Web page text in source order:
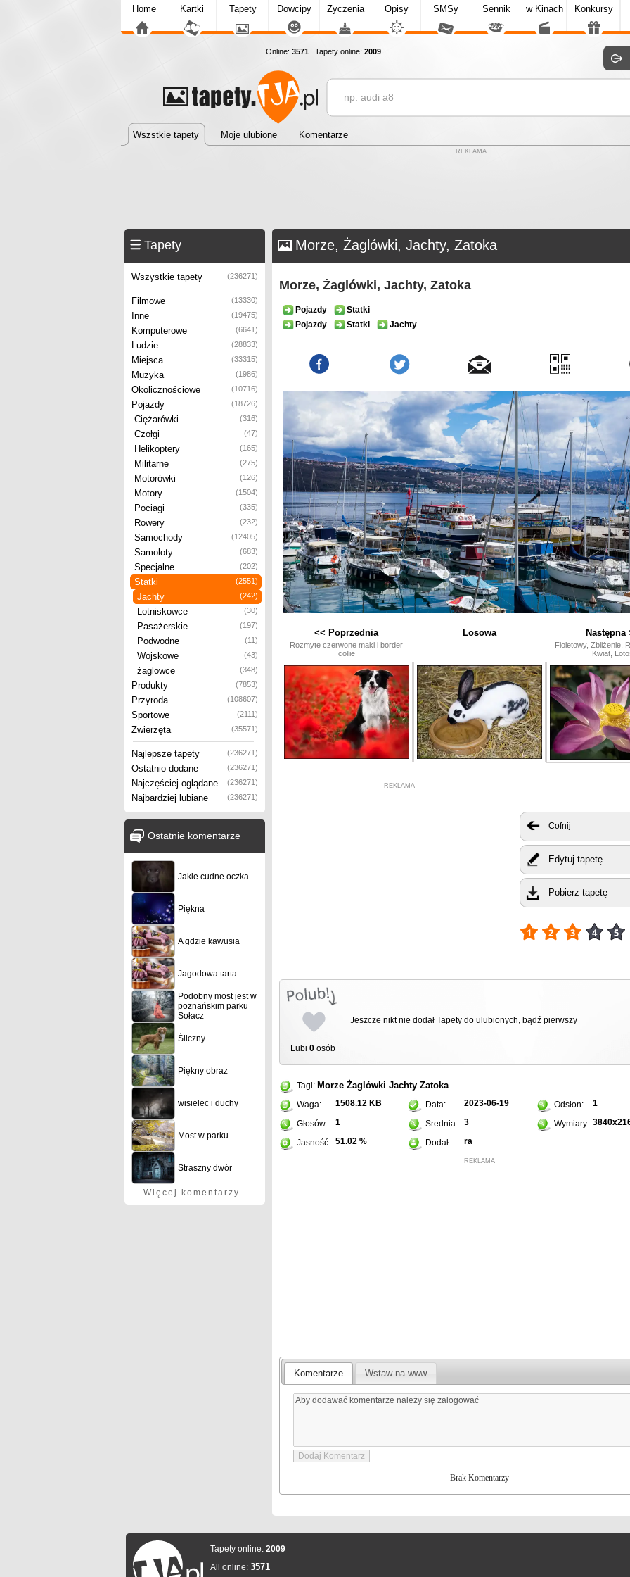
Home Kartki Tapety Dowcipy Życzenia Opisy SMSy Sennik w Kinach Konkursy
Online: 3571 Tapety online: 2009
Wszstkie tapety Moje ulubione Komentarze
REKLAMA
Tapety
Wszystkie tapety (236271)
Filmowe (13330)
Inne (19475)
Komputerowe (6641)
Ludzie (28833)
Miejsca (33315)
Muzyka (1986)
Okolicznościowe (10716)
Pojazdy (18726)
Ciężarówki (316)
Czołgi (47)
Helikoptery (165)
Militarne (275)
Motorówki (126)
Motory (1504)
Pociagi (335)
Rowery (232)
Samochody (12405)
Samoloty (683)
Specjalne (202)
Statki (2551)
Jachty (242)
Lotniskowce (30)
Pasażerskie (197)
Podwodne (11)
Wojskowe (43)
żaglowce (348)
Produkty (7853)
Przyroda (108607)
Sportowe (2111)
Zwierzęta (35571)
Najlepsze tapety (236271)
Ostatnio dodane (236271)
Najczęściej oglądane (236271)
Najbardziej lubiane (236271)
Ostatnie komentarze
Jakie cudne oczka...
Piękna
A gdzie kawusia
Jagodowa tarta
Podobny most jest w
poznańskim parku
Sołacz
Śliczny
Piękny obraz
wisielec i duchy
Most w parku
Straszny dwór
Więcej komentarzy..
Morze, Żaglówki, Jachty, Zatoka
Morze, Żaglówki, Jachty, Zatoka
Pojazdy
Statki
Pojazdy
Statki Jachty
<< Poprzednia
Rozmyte czerwone maki i border
collie
Losowa Następna
Fioletowy, Zbliżenie,
Kwiat,
REKLAMA
Cofnij
Edytuj tapetę
Pobierz tapetę
Lubi 0 osób
Jeszcze nikt nie dodał Tapety do ulubionych, bądź pierwszy
Tagi: Morze Żaglówki Jachty Zatoka
Waga: 1508.12 KB Data: 2023-06-19 Odsłon: 1
Głosów: 1 Srednia: 3 Wymiary:
Jasność: 51.02 % Dodał: ra
REKLAMA
Komentarze Wstaw na www
Brak Komentarzy
Tapety online: 2009
All online: 3571